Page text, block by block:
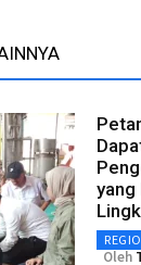
yang
Oleh